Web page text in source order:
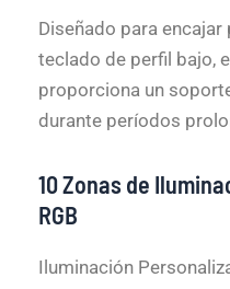
Diseñado para encajar
teclado de perfil bajo,
proporciona un
durante períodos
10 Zonas de
RGB
Iluminación